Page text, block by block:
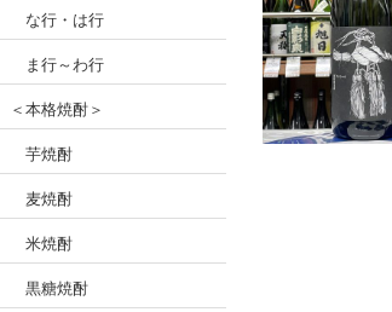
な行・は行
ま行～わ行
＜本格焼酎＞
芋焼酎
麦焼酎
米焼酎
黒糖焼酎